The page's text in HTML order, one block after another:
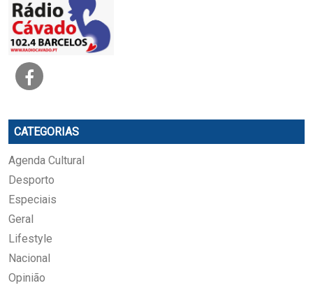
CATEGORIAS
Agenda Cultural
Desporto
Especiais
Geral
Lifestyle
Nacional
Opinião